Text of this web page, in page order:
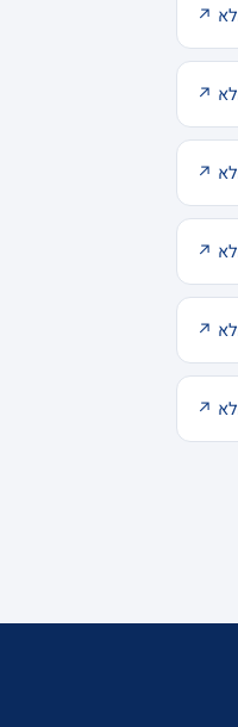
↗
↗
↗
↗
↗
↗